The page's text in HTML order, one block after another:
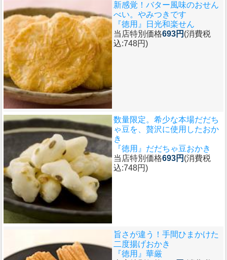
新感覚！バター風味のおせん
べい。やみつきです
『徳用』日光和楽せん
当店特別価格693円 (消費税
込:748円)
数量限定。希少な本場だだち
ゃ豆を、贅沢に使用したおか
き
『徳用』だだちゃ豆おかき
当店特別価格693円 (消費税
込:748円)
旨さが違う！手間ひまかけた
二度揚げおかき
『徳用』華厳